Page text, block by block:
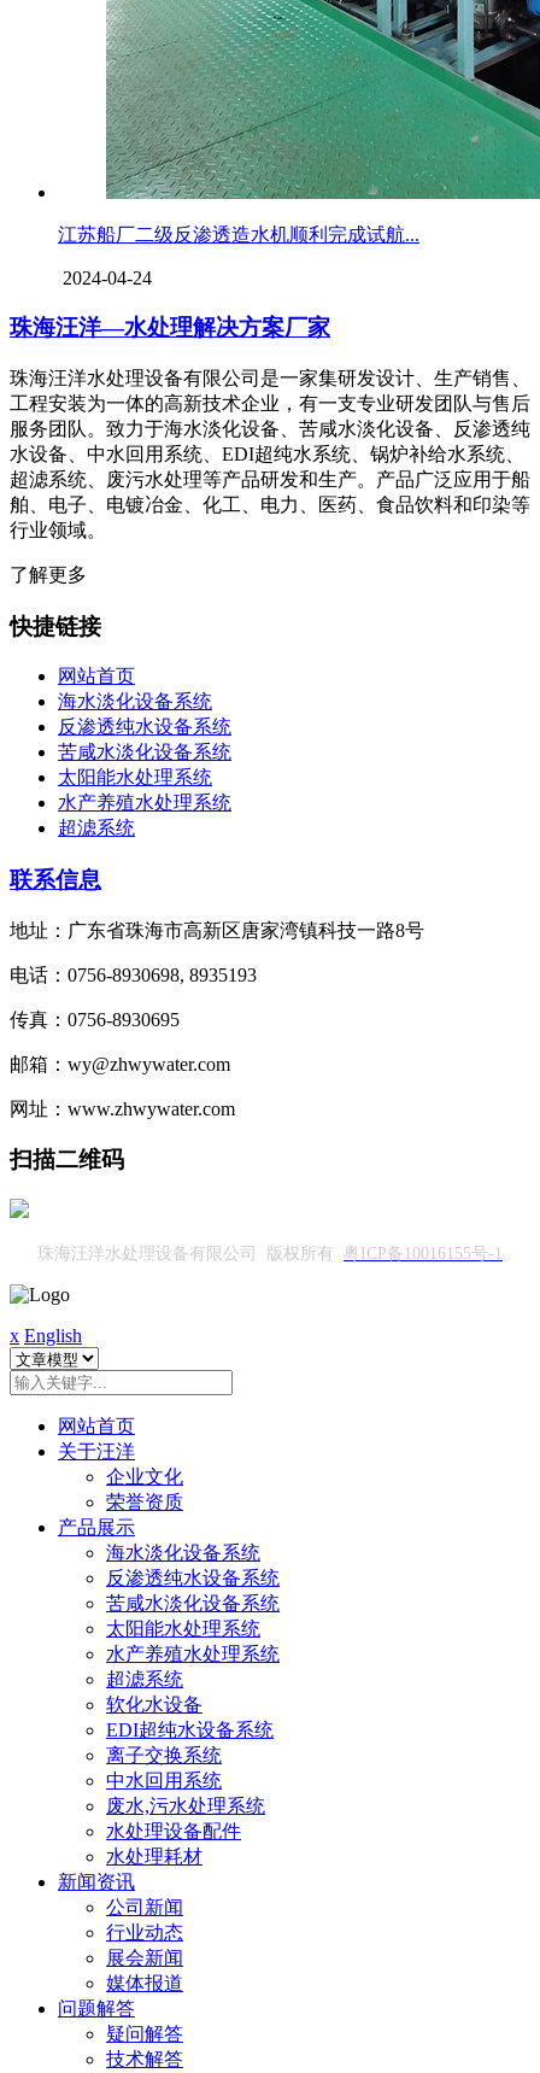
江苏船厂二级反渗透造水机顺利完成试航...
2024-04-24
珠海汪洋—水处理解决方案厂家
珠海汪洋水处理设备有限公司是一家集研发设计、生产销售、
工程安装为一体的高新技术企业，有一支专业研发团队与售后
服务团队。致力于海水淡化设备、苦咸水淡化设备、反渗透纯
水设备、中水回用系统、EDI超纯水系统、锅炉补给水系统、
超滤系统、废污水处理等产品研发和生产。产品广泛应用于船
舶、电子、电镀冶金、化工、电力、医药、食品饮料和印染等
行业领域。
了解更多
快捷链接
网站首页
海水淡化设备系统
反渗透纯水设备系统
苦咸水淡化设备系统
太阳能水处理系统
水产养殖水处理系统
超滤系统
联系信息
地址：广东省珠海市高新区唐家湾镇科技一路8号
电话：0756-8930698, 8935193
传真：0756-8930695
邮箱：wy@zhwywater.com
网址：www.zhwywater.com
扫描二维码
珠海汪洋水处理设备有限公司 版权所有 粤ICP备10016155号-1
x English
网站首页
关于汪洋
企业文化
荣誉资质
产品展示
海水淡化设备系统
反渗透纯水设备系统
苦咸水淡化设备系统
太阳能水处理系统
水产养殖水处理系统
超滤系统
软化水设备
EDI超纯水设备系统
离子交换系统
中水回用系统
废水,污水处理系统
水处理设备配件
水处理耗材
新闻资讯
公司新闻
行业动态
展会新闻
媒体报道
问题解答
疑问解答
技术解答